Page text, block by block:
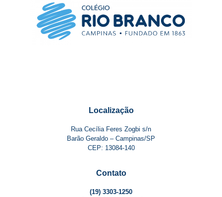
Localização
Rua Cecília Feres Zogbi s/n
Barão Geraldo – Campinas/SP
CEP: 13084-140
Contato
(19) 3303-1250